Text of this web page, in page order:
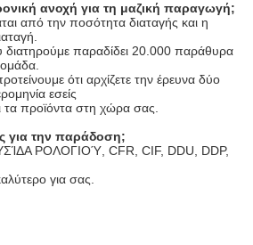
ανοχή για τη μαζική παραγωγή;
από την ποσότητα διαταγής και η
διατηρούμε παραδίδει 20.000 παράθυρα
ότι αρχίζετε την έρευνα δύο
εσείς
τα προϊόντα στη χώρα σας.
για την παράδοση;
ΡΟΛΟΓΙΟΎ, CFR, CIF, DDU, DDP,
για σας.